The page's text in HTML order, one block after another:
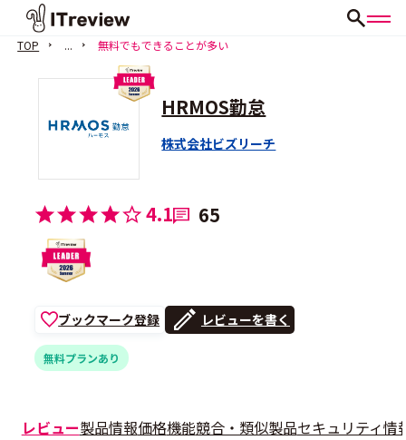
TOP ... 無料でもできることが多い
HRMOS勤怠
株式会社ビズリーチ
4.1 65
ブックマーク登録 レビューを書く
無料プランあり
レビュー製品情報価格機能競合・類似製品セキュリティ情